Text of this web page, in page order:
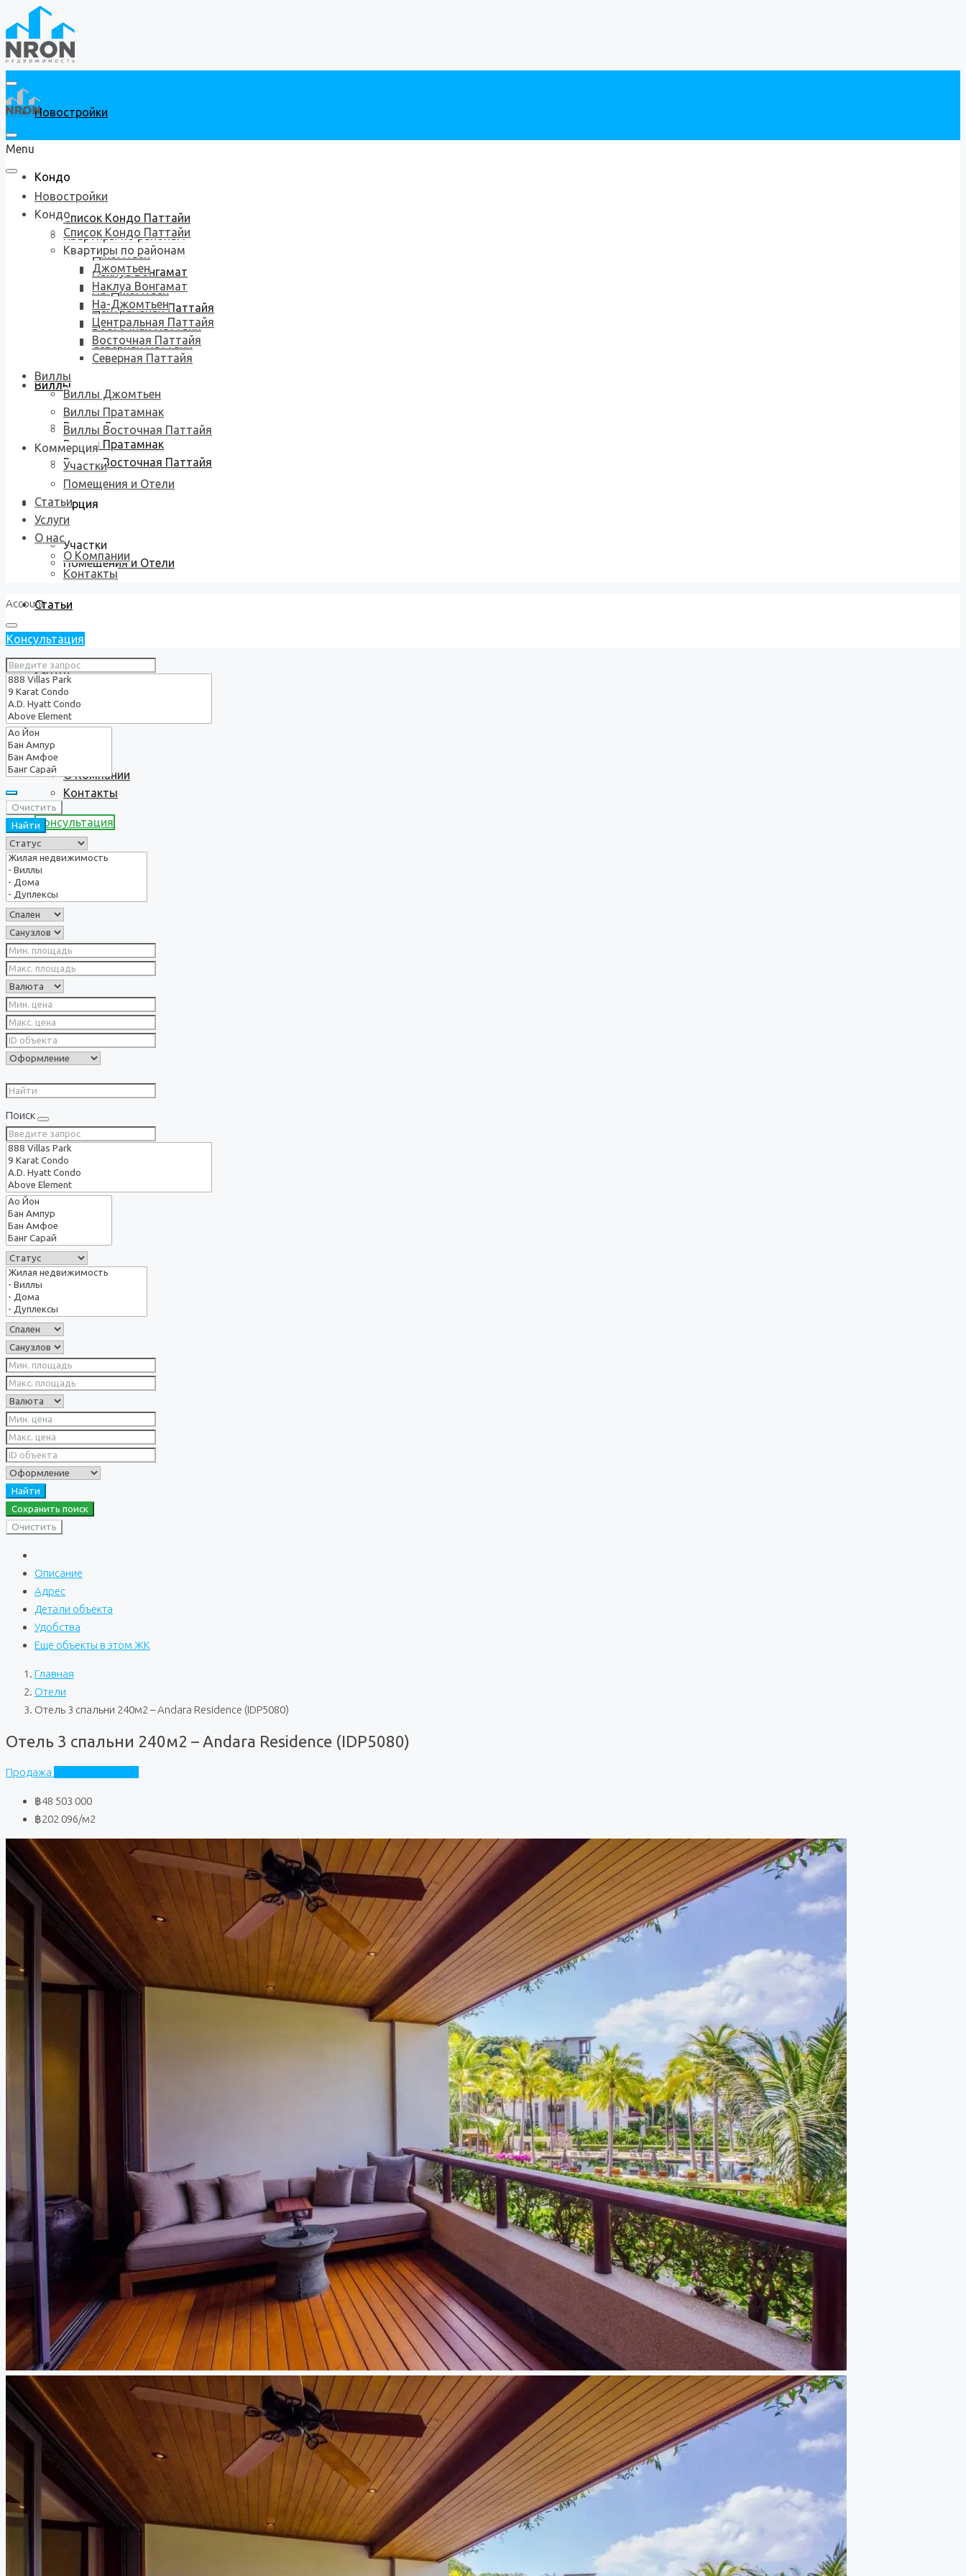
Новостройки
Кондо
Список Кондо Паттайи
Квартиры по районам
Джомтьен
Наклуа Вонгамат
На-Джомтьен
Центральная Паттайя
Восточная Паттайя
Северная Паттайя
Виллы
Виллы Джомтьен
Виллы Пратамнак
Виллы Восточная Паттайя
Коммерция
Участки
Помещения и Отели
Статьи
Услуги
О нас
О Компании
Контакты
Консультация
Menu
Новостройки
Кондо
Список Кондо Паттайи
Квартиры по районам
Джомтьен
Наклуа Вонгамат
На-Джомтьен
Центральная Паттайя
Восточная Паттайя
Северная Паттайя
Виллы
Виллы Джомтьен
Виллы Пратамнак
Виллы Восточная Паттайя
Коммерция
Участки
Помещения и Отели
Статьи
Услуги
О нас
О Компании
Контакты
Account
Консультация
Очистить
Найти
Поиск
Найти
Сохранить поиск
Очистить
Описание
Адрес
Детали объекта
Удобства
Еще объекты в этом ЖК
Главная
Отели
Отель 3 спальни 240м2 – Andara Residence (IDP5080)
Отель 3 спальни 240м2 – Andara Residence (IDP5080)
Продажа
฿48 503 000
฿202 096/м2